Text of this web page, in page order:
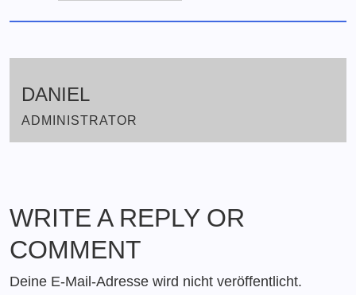
DANIEL
ADMINISTRATOR
WRITE A REPLY OR
COMMENT
Deine E-Mail-Adresse wird nicht veröffentlicht.